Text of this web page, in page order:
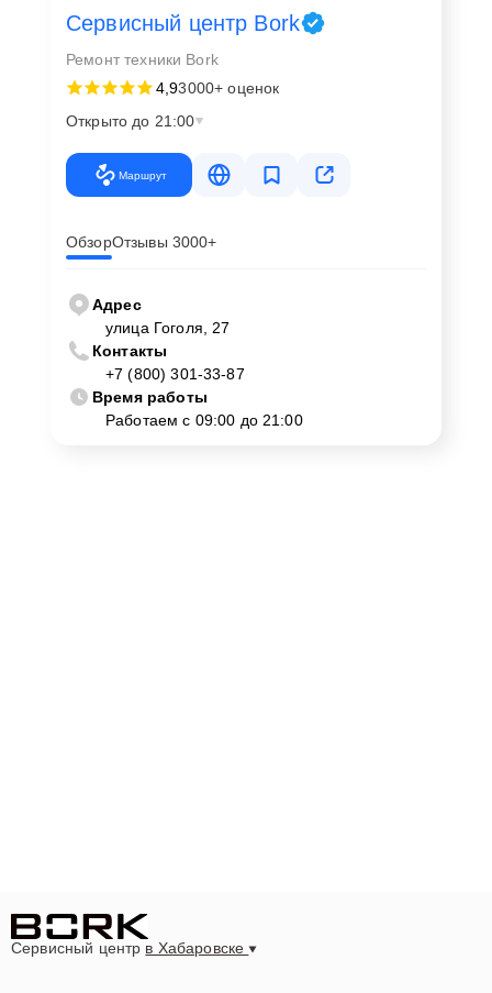
Сервисный центр Bork
Ремонт техники Bork
4,93000+ оценок
Открыто до 21:00
Маршрут
ОбзорОтзывы 3000+
Адрес
улица Гоголя, 27
Контакты
+7 (800) 301-33-87
Время работы
Работаем с 09:00 до 21:00
Сервисный центр в Хабаровске